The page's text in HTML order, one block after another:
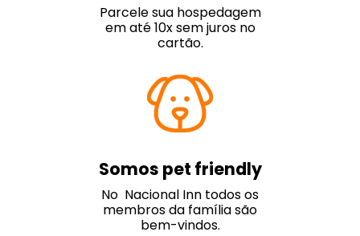
Parcele sua hospedagem
em até 10x sem juros no
cartão.
Somos pet friendly
No Nacional Inn todos os
membros da família são
bem-vindos.